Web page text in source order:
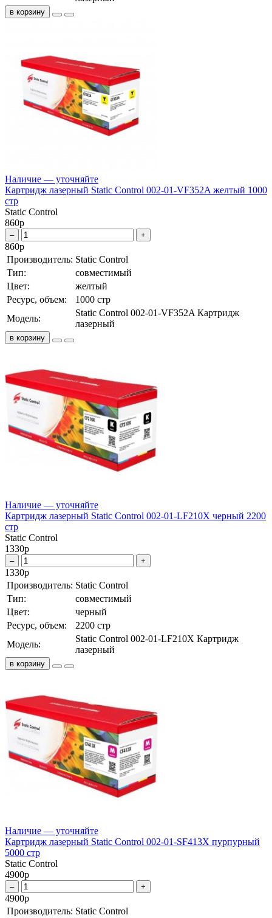
в корзину
Наличие — уточняйте
Картридж лазерный Static Control 002-01-VF352A желтый 1000
стр
Static Control
860р
– +
860р
Производитель: Static Control
Тип:
совместимый
Цвет:
желтый
Ресурс, объем:
1000 стр
Модель:
Static Control 002-01-VF352A Картридж
лазерный
в корзину
Наличие — уточняйте
Картридж лазерный Static Control 002-01-LF210X черный 2200
стр
Static Control
1330р
– +
1330р
Производитель: Static Control
Тип:
совместимый
Цвет:
черный
Ресурс, объем:
2200 стр
Модель:
Static Control 002-01-LF210X Картридж
лазерный
в корзину
Наличие — уточняйте
Картридж лазерный Static Control 002-01-SF413X пурпурный
5000 стр
Static Control
4900р
– +
4900р
Производитель: Static Control